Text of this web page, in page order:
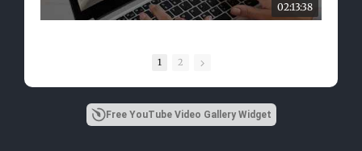
02:13:38
1 2
Free YouTube Video Gallery Widget